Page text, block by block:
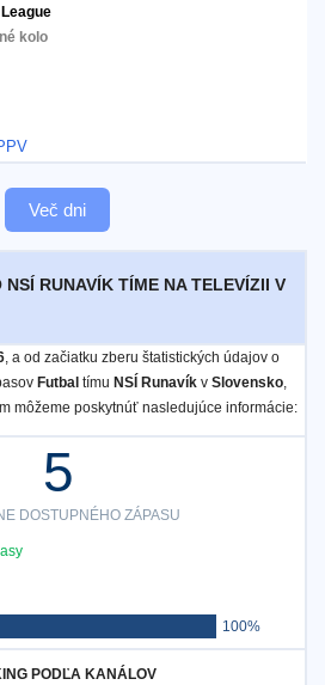
kolo
Več dni
RUNAVÍK TÍME NA TELEVÍZII V
, a od začiatku zberu štatistických údajov o
Futbal tímu NSÍ Runavík v Slovensko,
môžeme poskytnúť nasledujúce informácie:
5
DOSTUPNÉHO ZÁPASU
100%
PODĽA KANÁLOV